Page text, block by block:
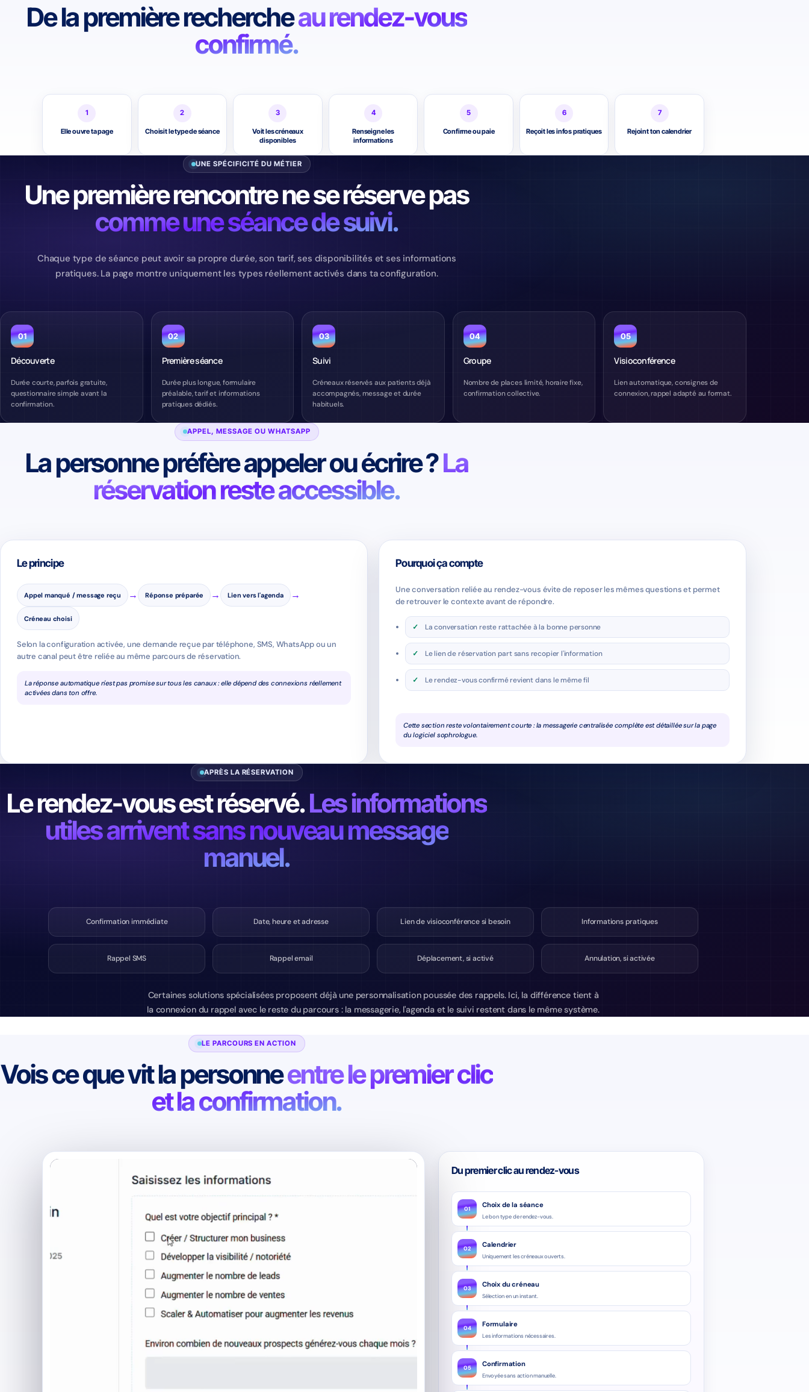
De la première rechercheau rendez-vous
confirmé.
1
Elle ouvre ta page
2
Choisit le type de séance
3
Voit les créneaux
disponibles
4
Renseigne les
informations
5
Confirme ou paie
6
Reçoit les infos pratiques
7
Rejoint ton calendrier
UNE SPÉCIFICITÉ DU MÉTIER
Une première rencontre ne se réserve pas
comme une séance de suivi.
Chaque type de séance peut avoir sa propre durée, son tarif, ses disponibilités et ses informations
pratiques. La page montre uniquement les types réellement activés dans ta configuration.
01
Découverte
Durée courte, parfois gratuite,
questionnaire simple avant la
confirmation.
02
Première séance
Durée plus longue, formulaire
préalable, tarif et informations
pratiques dédiés.
03
Suivi
Créneaux réservés aux patients déjà
accompagnés, message et durée
habituels.
04
Groupe
Nombre de places limité, horaire fixe,
confirmation collective.
05
Visioconférence
Lien automatique, consignes de
connexion, rappel adapté au format.
APPEL, MESSAGE OU WHATSAPP
La personne préfère appeler ou écrire ?La
réservation reste accessible.
Le principe
Appel manqué / message reçu → Réponse préparée → Lien vers l'agenda →
Créneau choisi
Selon la configuration activée, une demande reçue par téléphone, SMS, WhatsApp ou un
autre canal peut être reliée au même parcours de réservation.
La réponse automatique n'est pas promise sur tous les canaux : elle dépend des connexions réellement
activées dans ton offre.
Pourquoi ça compte
Une conversation reliée au rendez-vous évite de reposer les mêmes questions et permet
de retrouver le contexte avant de répondre.
La conversation reste rattachée à la bonne personne
Le lien de réservation part sans recopier l'information
Le rendez-vous confirmé revient dans le même fil
Cette section reste volontairement courte : la messagerie centralisée complète est détaillée sur la page
du logiciel sophrologue.
APRÈS LA RÉSERVATION
Le rendez-vous est réservé.Les informations
utiles arrivent sans nouveau message
manuel.
Confirmation immédiate Date, heure et adresse Lien de visioconférence si besoin Informations pratiques
Rappel SMS Rappel email Déplacement, si activé Annulation, si activée
Certaines solutions spécialisées proposent déjà une personnalisation poussée des rappels. Ici, la différence tient à
la connexion du rappel avec le reste du parcours : la messagerie, l'agenda et le suivi restent dans le même système.
LE PARCOURS EN ACTION
Vois ce que vit la personneentre le premier clic
et la confirmation.
Du premier clic au rendez-vous
01 Choix de la séance
Le bon type de rendez-vous.
02 Calendrier
Uniquement les créneaux ouverts.
03 Choix du créneau
Sélection en un instant.
04 Formulaire
Les informations nécessaires.
05 Confirmation
Envoyée sans action manuelle.